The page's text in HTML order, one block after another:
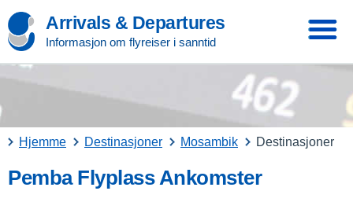
Arrivals & Departures
Informasjon om flyreiser i sanntid
Hjemme Destinasjoner Mosambik Destinasjoner
Pemba Flyplass Ankomster